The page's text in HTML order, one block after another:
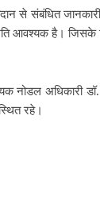
से संबंधित
अति आवश्यक है।
अधिकारी डॉ.
रहे।